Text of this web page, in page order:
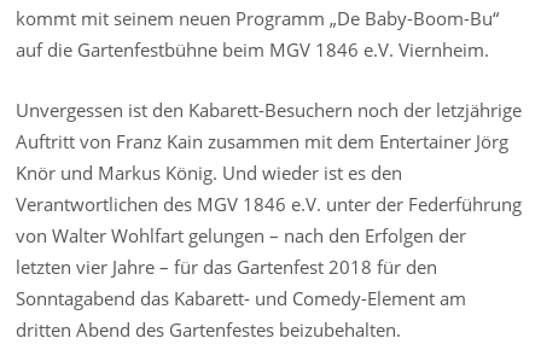
kommt mit seinem neuen Programm „De Baby-Boom-Bu“
auf die Gartenfestbühne beim MGV 1846 e.V. Viernheim.
Unvergessen ist den Kabarett-Besuchern noch der letzjährige
Auftritt von Franz Kain zusammen mit dem Entertainer Jörg
Knör und Markus König. Und wieder ist es den
Verantwortlichen des MGV 1846 e.V. unter der Federführung
von Walter Wohlfart gelungen – nach den Erfolgen der
letzten vier Jahre – für das Gartenfest 2018 für den
Sonntagabend das Kabarett- und Comedy-Element am
dritten Abend des Gartenfestes beizubehalten.